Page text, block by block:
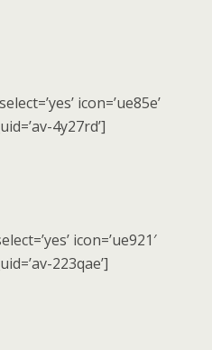
icon=’ue85e’
4y27rd’]
icon=’ue921′
223qae’]